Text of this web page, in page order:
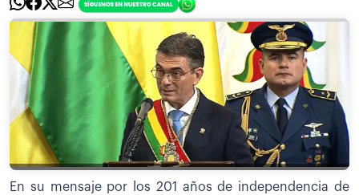
En su mensaje por los 201 años de independencia de